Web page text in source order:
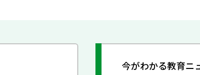
今がわかる教育ニ